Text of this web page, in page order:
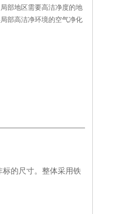
部地区需要高洁净度的地
部高洁净环境的空气净化
的尺寸。 整体采用铁